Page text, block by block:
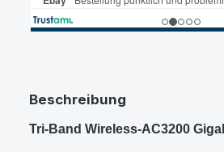
Beschreibung
Tri-Band Wireless-AC3200